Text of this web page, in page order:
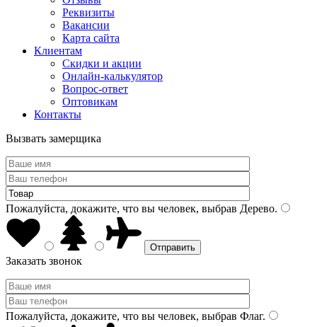
Реквизиты
Вакансии
Карта сайта
Клиентам
Скидки и акции
Онлайн-калькулятор
Вопрос-ответ
Оптовикам
Контакты
Вызвать замерщика
Пожалуйста, докажите, что вы человек, выбрав Дерево.
Заказать звонок
Пожалуйста, докажите, что вы человек, выбрав Флаг.